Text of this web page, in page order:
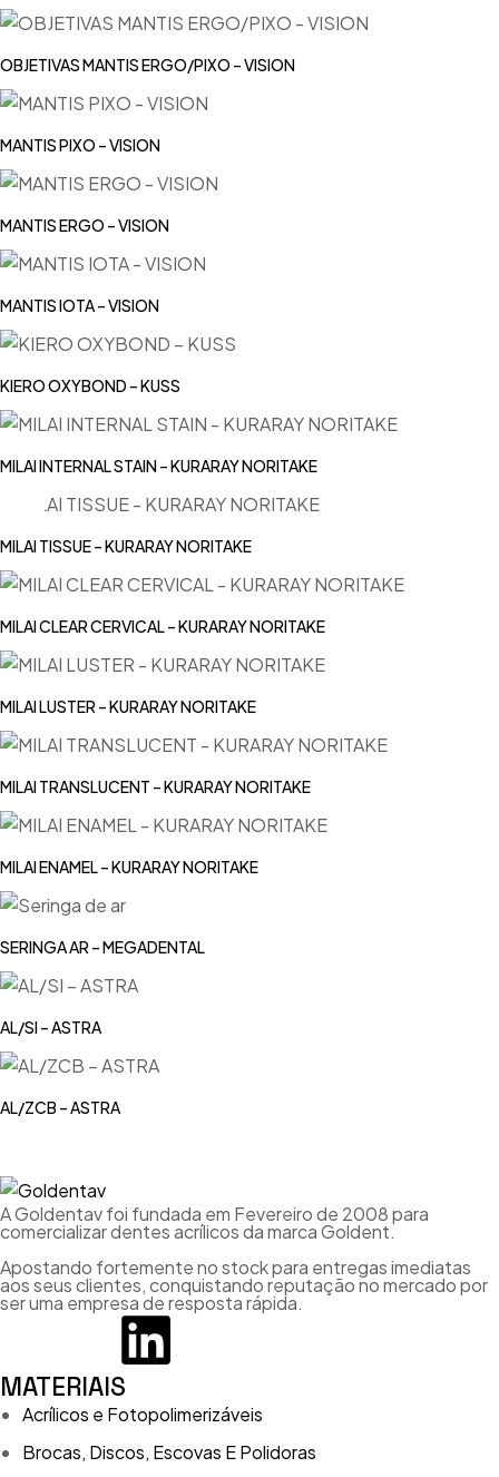
OBJETIVAS MANTIS ERGO/PIXO – VISION
MANTIS PIXO – VISION
MANTIS ERGO – VISION
MANTIS IOTA – VISION
KIERO OXYBOND – KUSS
MILAI INTERNAL STAIN – KURARAY NORITAKE
MILAI TISSUE – KURARAY NORITAKE
MILAI CLEAR CERVICAL – KURARAY NORITAKE
MILAI LUSTER – KURARAY NORITAKE
MILAI TRANSLUCENT – KURARAY NORITAKE
MILAI ENAMEL – KURARAY NORITAKE
SERINGA AR – MEGADENTAL
AL/SI – ASTRA
AL/ZCB – ASTRA
A Goldentav foi fundada em Fevereiro de 2008 para
comercializar dentes acrílicos da marca Goldent.
Apostando fortemente no stock para entregas imediatas
aos seus clientes, conquistando reputação no mercado por
ser uma empresa de resposta rápida.
MATERIAIS
Acrílicos e Fotopolimerizáveis
Brocas, Discos, Escovas E Polidoras